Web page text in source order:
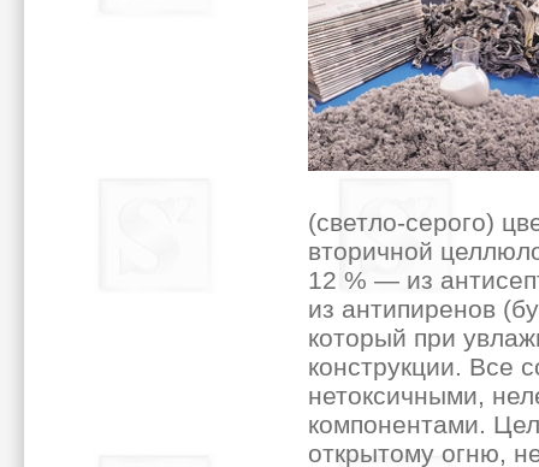
(светло-серого)
вторичной
12 % — из
из антипиренов
который при
конструкции. Все
нетоксичными,
компонентами.
открытому огню,